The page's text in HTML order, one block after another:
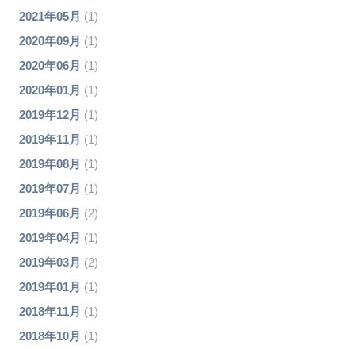
2021年05月 (1)
2020年09月 (1)
2020年06月 (1)
2020年01月 (1)
2019年12月 (1)
2019年11月 (1)
2019年08月 (1)
2019年07月 (1)
2019年06月 (2)
2019年04月 (1)
2019年03月 (2)
2019年01月 (1)
2018年11月 (1)
2018年10月 (1)